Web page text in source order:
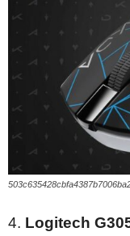
4. Logitech